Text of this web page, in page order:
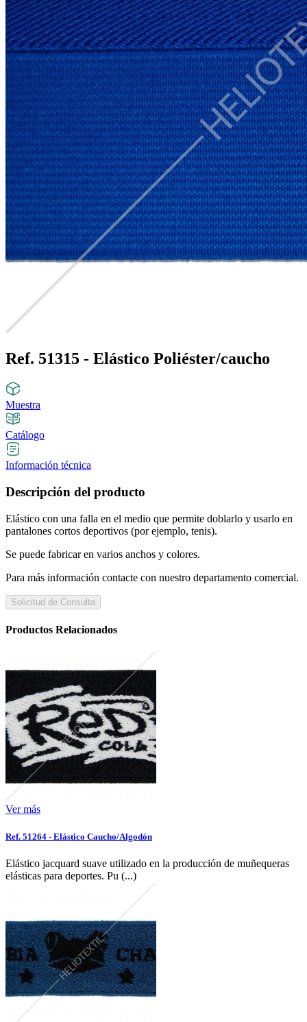
Ref. 51315 - Elástico Poliéster/caucho
Muestra
Catálogo
Información técnica
Descripción del producto
Elástico con una falla en el medio que permite doblarlo y usarlo en
pantalones cortos deportivos (por ejemplo, tenis).
Se puede fabricar en varios anchos y colores.
Para más información contacte con nuestro departamento comercial.
Solicitud de Consulta
Productos Relacionados
Ver más
Ref. 51264 - Elástico Caucho/Algodón
Elástico jacquard suave utilizado en la producción de muñequeras
elásticas para deportes. Pu (...)